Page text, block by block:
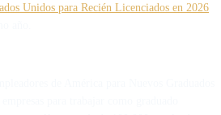
Unidos para Recién Licenciados en 2026